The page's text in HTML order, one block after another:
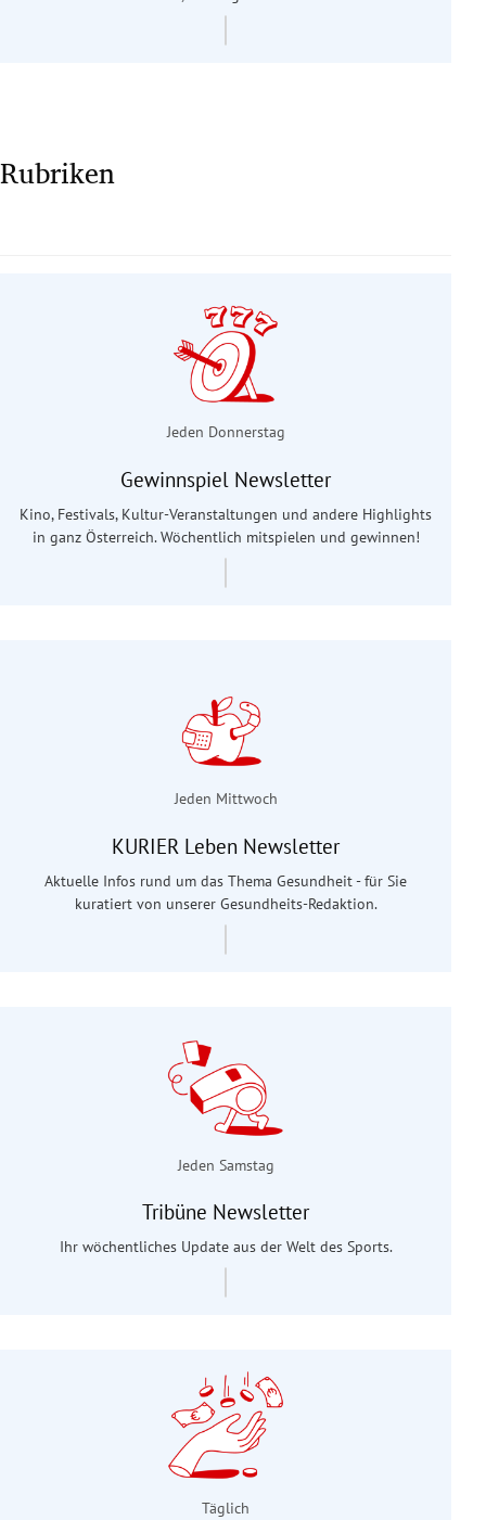
Rubriken
Jeden Donnerstag
Gewinnspiel Newsletter
Kino, Festivals, Kultur-Veranstaltungen und andere Highlights
in ganz Österreich. Wöchentlich mitspielen und gewinnen!
Jeden Mittwoch
KURIER Leben Newsletter
Aktuelle Infos rund um das Thema Gesundheit - für Sie
kuratiert von unserer Gesundheits-Redaktion.
Jeden Samstag
Tribüne Newsletter
Ihr wöchentliches Update aus der Welt des Sports.
Täglich